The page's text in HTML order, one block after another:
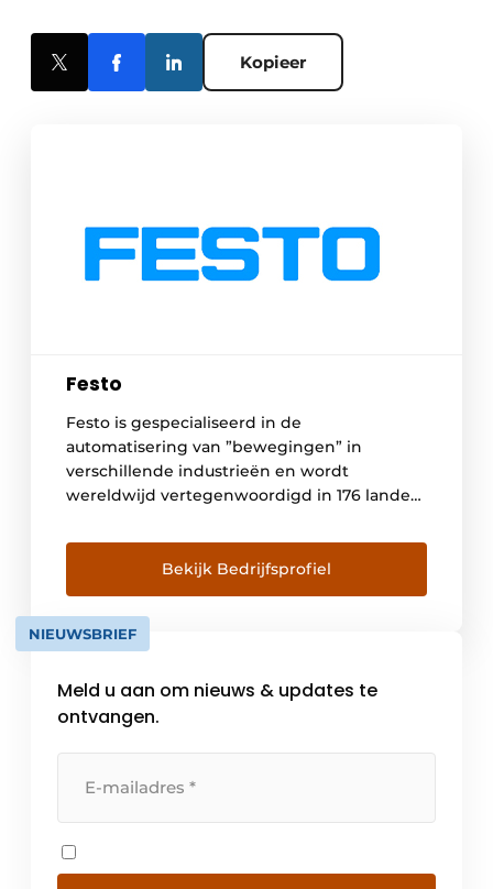
Kopieer
Festo
Festo is gespecialiseerd in de
automatisering van ”bewegingen” in
verschillende industrieën en wordt
wereldwijd vertegenwoordigd in 176 landen.
zorgen voor een snelle en betrouwbare
levering van elektrische en pneumatische
componenten. De ambitie van Festo is om
als innovatieve partner klanten in staat te
stellen hun concurrentiekracht te verhogen,
Bekijk Bedrijfsprofiel
NIEUWSBRIEF
Meld u aan om nieuws & updates te
ontvangen.